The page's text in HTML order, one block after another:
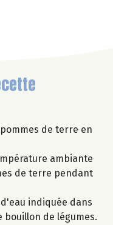
de terre en
ambiante
de terre pendant
indiquée dans
de légumes.